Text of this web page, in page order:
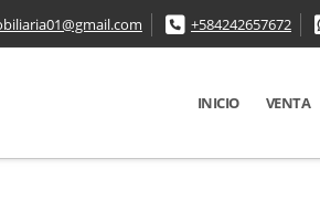
+584242657672
INICIO VENTA